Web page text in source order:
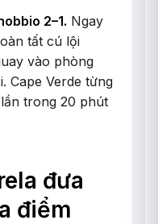
2–1. Ngay
tất cú lội
vào phòng
Cape Verde từng
trong 20 phút
đưa
điểm